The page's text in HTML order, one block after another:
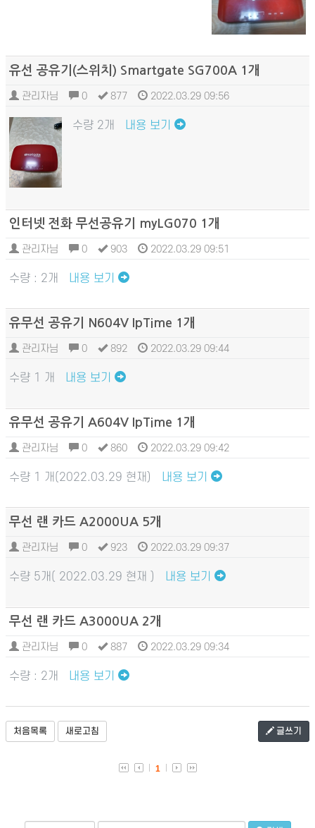
유선 공유기(스위치) Smartgate SG700A 1개
관리자님 0 877 2022.03.29 09:56
수량 2개 내용 보기
인터넷 전화 무선공유기 myLG070 1개
관리자님 0 903 2022.03.29 09:51
수량 : 2개 내용 보기
유무선 공유기 N604V IpTime 1개
관리자님 0 892 2022.03.29 09:44
수량 1 개 내용 보기
유무선 공유기 A604V IpTime 1개
관리자님 0 860 2022.03.29 09:42
수량 1 개(2022.03.29 현재) 내용 보기
무선 랜 카드 A2000UA 5개
관리자님 0 923 2022.03.29 09:37
수량 5개( 2022.03.29 현재 ) 내용 보기
무선 랜 카드 A3000UA 2개
관리자님 0 887 2022.03.29 09:34
수량 : 2개 내용 보기
처음목록 새로고침 글쓰기
1